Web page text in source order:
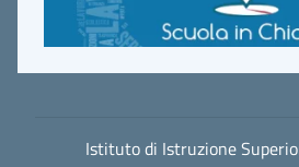
Istituto di Istruzione